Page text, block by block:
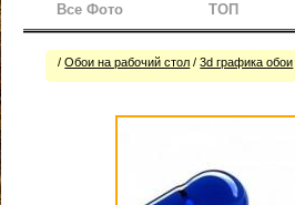
Все Фото ТОП
/Обои на рабочий стол /3d графика обои